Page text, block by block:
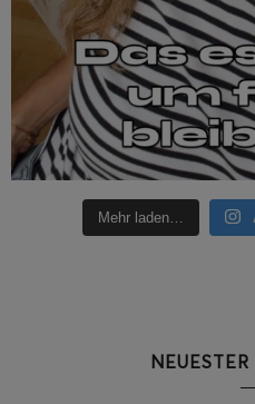
Mehr laden…